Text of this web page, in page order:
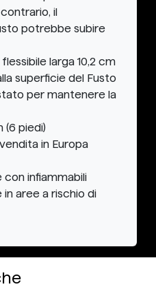
il
potrebbe subire
larga 10,2 cm
superficie del Fusto
per mantenere la
(6 piedi)
in Europa
con infiammabili
in aree a rischio di